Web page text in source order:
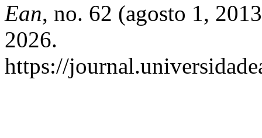
Ean, no. 62 (agosto 1,
2026.
https://